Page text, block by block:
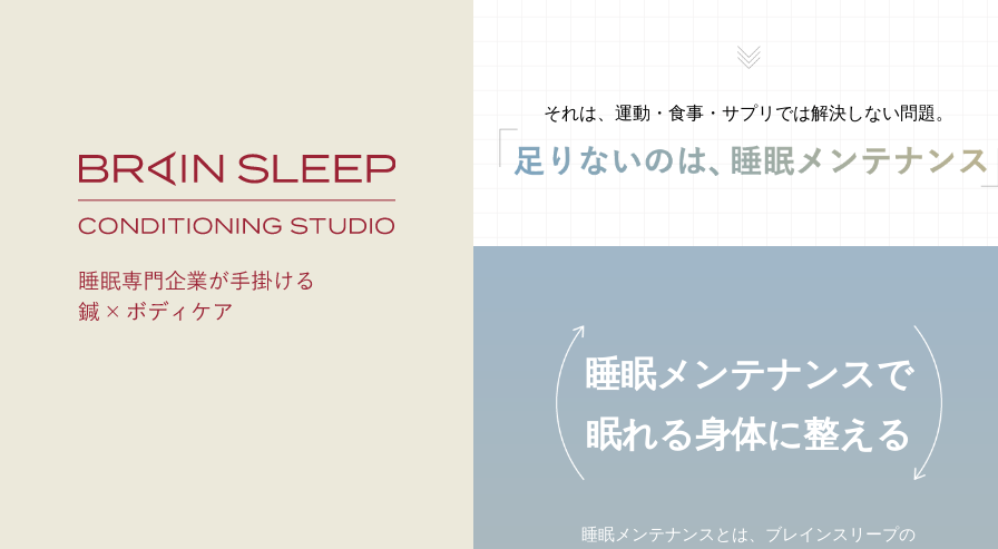
それは、運動・食事・サプリでは解決しない問題。
睡眠メンテナンスで
眠れる身体に整える
睡眠メンテナンスとは、ブレインスリープの